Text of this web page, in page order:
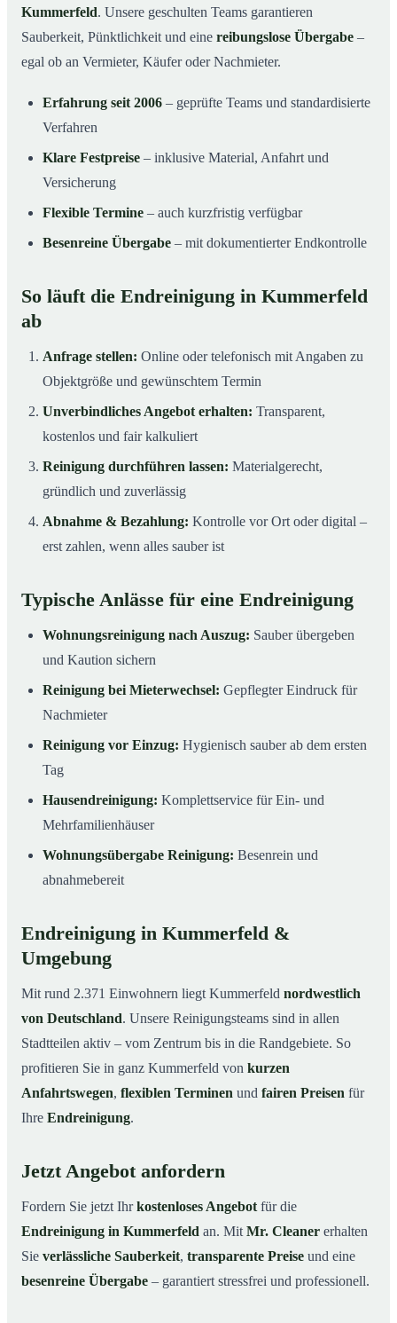
Kummerfeld. Unsere geschulten Teams garantieren
Sauberkeit, Pünktlichkeit und eine reibungslose Übergabe –
egal ob an Vermieter, Käufer oder Nachmieter.
Erfahrung seit 2006 – geprüfte Teams und standardisierte
Verfahren
Klare Festpreise – inklusive Material, Anfahrt und
Versicherung
Flexible Termine – auch kurzfristig verfügbar
Besenreine Übergabe – mit dokumentierter Endkontrolle
So läuft die Endreinigung in Kummerfeld
ab
Anfrage stellen: Online oder telefonisch mit Angaben zu
Objektgröße und gewünschtem Termin
Unverbindliches Angebot erhalten: Transparent,
kostenlos und fair kalkuliert
Reinigung durchführen lassen: Materialgerecht,
gründlich und zuverlässig
Abnahme & Bezahlung: Kontrolle vor Ort oder digital –
erst zahlen, wenn alles sauber ist
Typische Anlässe für eine Endreinigung
Wohnungsreinigung nach Auszug: Sauber übergeben
und Kaution sichern
Reinigung bei Mieterwechsel: Gepflegter Eindruck für
Nachmieter
Reinigung vor Einzug: Hygienisch sauber ab dem ersten
Tag
Hausendreinigung: Komplettservice für Ein- und
Mehrfamilienhäuser
Wohnungsübergabe Reinigung: Besenrein und
abnahmebereit
Endreinigung in Kummerfeld &
Umgebung
Mit rund 2.371 Einwohnern liegt Kummerfeld nordwestlich
von Deutschland. Unsere Reinigungsteams sind in allen
Stadtteilen aktiv – vom Zentrum bis in die Randgebiete. So
profitieren Sie in ganz Kummerfeld von kurzen
Anfahrtswegen, flexiblen Terminen und fairen Preisen für
Ihre Endreinigung.
Jetzt Angebot anfordern
Fordern Sie jetzt Ihrkostenloses Angebot für die
Endreinigung in Kummerfeld an. Mit Mr. Cleaner erhalten
Sie verlässliche Sauberkeit, transparente Preise und eine
besenreine Übergabe – garantiert stressfrei und professionell.